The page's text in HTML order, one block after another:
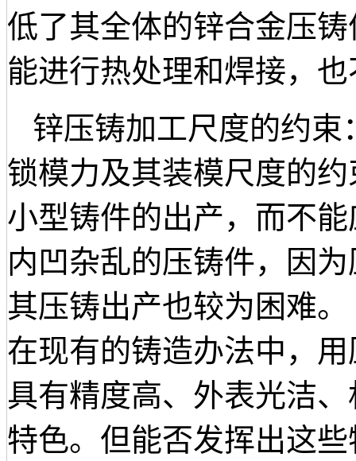
低了其全体的锌合金压
能进行热处理和焊接，
锌压铸加工尺度的约
锁模力及其装模尺度的
小型铸件的出产，而不
内凹杂乱的压铸件，因
其压铸出产也较为困难。
在现有的铸造办法中，
具有精度高、外表光洁
特色。但能否发挥出这